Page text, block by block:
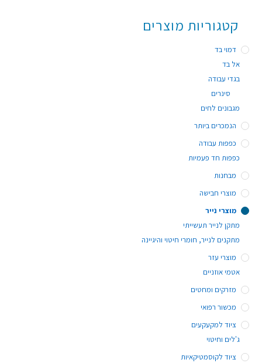
קטגוריות מוצרים
דמוי בד
אל בד
בגדי עבודה
סינרים
מגבונים לחים
הנמכרים ביותר
כפפות עבודה
כפפות חד פעמיות
מבחנות
מוצרי חבישה
מוצרי נייר
מתקן לנייר תעשייתי
מתקנים לנייר, חומרי חיטוי והיגיינה
מוצרי עזר
אטמי אוזניים
מזרקים ומחטים
מכשור רפואי
ציוד למקעקעים
ג'לים וחיטוי
ציוד לקוסמטיקאיות